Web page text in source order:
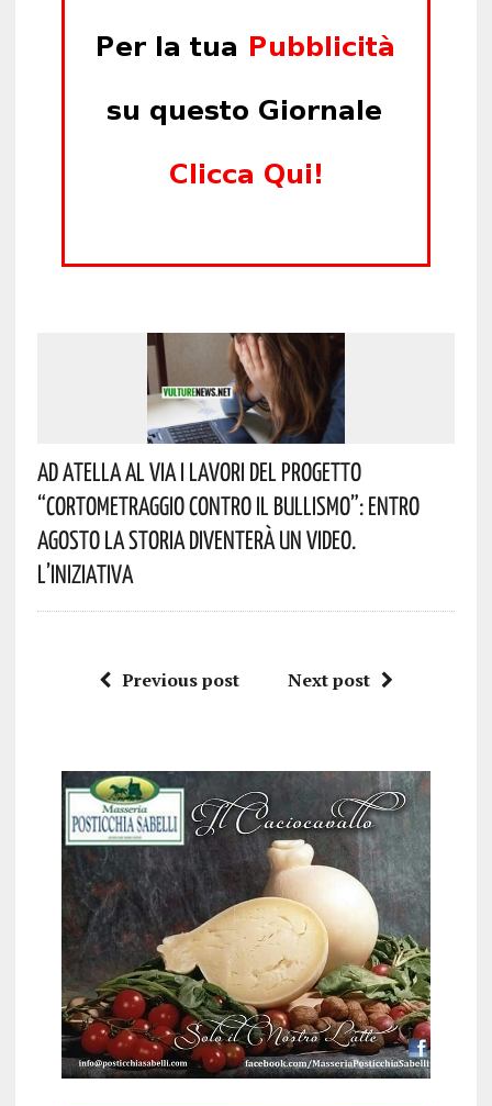
Ad Atella Al Via I Lavori Del Progetto
“Cortometraggio Contro Il Bullismo”: Entro
Agosto La Storia Diventerà Un Video.
L’iniziativa
Previous post Next post